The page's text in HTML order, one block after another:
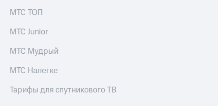
МТС ТОП
МТС Junior
МТС Мудрый
МТС Налегке
Тарифы для спутникового ТВ